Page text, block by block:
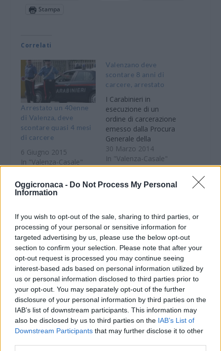
Oggicronaca - Do Not Process My Personal
Information
If you wish to opt-out of the sale, sharing to third parties, or
processing of your personal or sensitive information for
targeted advertising by us, please use the below opt-out
section to confirm your selection. Please note that after your
opt-out request is processed you may continue seeing
interest-based ads based on personal information utilized by
us or personal information disclosed to third parties prior to
your opt-out. You may separately opt-out of the further
disclosure of your personal information by third parties on the
IAB’s list of downstream participants. This information may
also be disclosed by us to third parties on the IAB’s List of
Downstream Participants that may further disclose it to other
Stampa
Correlati
Arrestato un 40enne
di Valenza, deve
scontare quasi 4 mesi
di carcere
6 Giugno 2015
In "Valenza-Casale"
Valenzano deve
scontare 8 anni di
carcere, arrestato
I Carabinieri in
esecuzione di un
ordine di carcerazione
emesso dalla Procura
Generale della
Repubblica di Torino,
hanno arrestato un
cittadino italiano di 51
scontare una
e 2 mesi per peculato,
ricettazione,
falsificazione di
monete e associazione
per…
30 Marzo 2014
In "Valenza-Casale"
VALENZA: Deve
scontare 9 mesi di
I Carabinieri hanno
arrestato Ruggero Pili,
43 anni residente a
Valenza. la Procura
della Repubblica di
Alessandria, infatti, gli
ha sospeso gli arresti
domiciliari in quanto
deve scontare 9 mesi e
15 giorni di reclusione
per il cumulo delle
pene per i reati di truffa
ed appropriazione
11 Giugno 2012
In "Valenza-Casale"